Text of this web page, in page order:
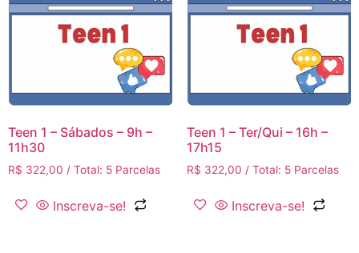
Teen 1 – Sábados – 9h –
11h30
R$ 322,00 / Total: 5 Parcelas
Inscreva-se!
Teen 1 – Ter/Qui – 16h –
17h15
R$ 322,00 / Total: 5 Parcelas
Inscreva-se!